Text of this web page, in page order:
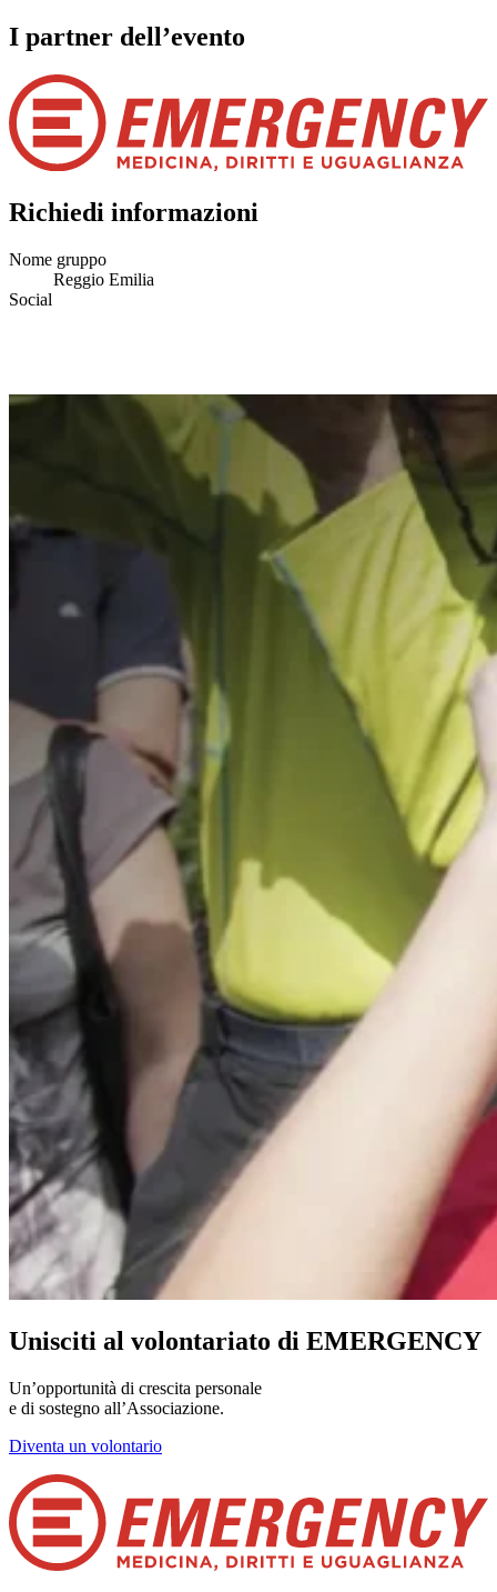
I partner dell’evento
Richiedi informazioni
Nome gruppo
Reggio Emilia
Social
Unisciti al volontariato di EMERGENCY
Un’opportunità di crescita personale
e di sostegno all’Associazione.
Diventa un volontario